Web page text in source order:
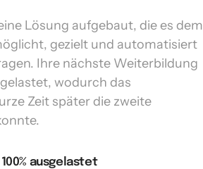
Lösung aufgebaut, die es dem
gezielt und automatisiert
Ihre nächste Weiterbildung
wodurch das
Zeit später die zweite
ausgelastet